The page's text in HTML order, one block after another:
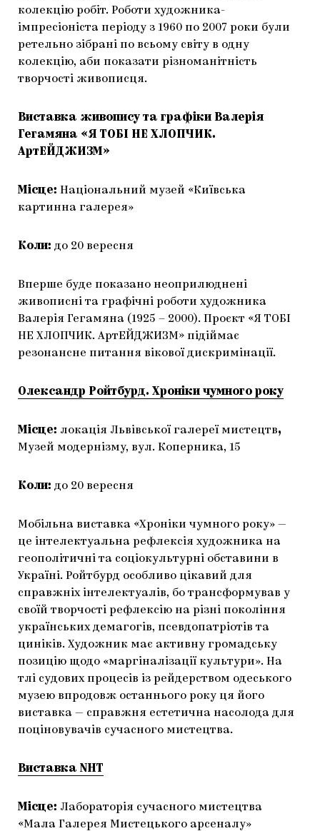
колекцію робіт. Роботи художника-
імпресіоніста періоду з 1960 по 2007 роки були
ретельно зібрані по всьому світу в одну
колекцію, аби показати різноманітність
творчості живописця.
Виставка живопису та графіки Валерія
Гегамяна «Я ТОБІ НЕ ХЛОПЧИК.
АртЕЙДЖИЗМ»
Місце: Національний музей «Київська
картинна галерея»
Коли: до 20 вересня
Вперше буде показано неоприлюднені
живописні та графічні роботи художника
Валерія Гегамяна (1925 – 2000). Проєкт «Я ТОБІ
НЕ ХЛОПЧИК. АртЕЙДЖИЗМ» підіймає
резонансне питання вікової дискримінації.
Олександр Ройтбурд. Хроніки чумного року
Місце: локація Львівської галереї мистецтв,
Музей модернізму, вул. Коперника, 15
Коли: до 20 вересня
Мобільна виставка «Хроніки чумного року» —
це інтелектуальна рефлексія художника на
геополітичні та соціокультурні обставини в
Україні. Ройтбурд особливо цікавий для
справжніх інтелектуалів, бо трансформував у
своїй творчості рефлексію на різні покоління
українських демагогів, псевдопатріотів та
циніків. Художник має активну громадську
позицію щодо «маргіналізації культури». На
тлі судових процесів із рейдерством одеського
музею впродовж останнього року ця його
виставка — справжня естетична насолода для
поціновувачів сучасного мистецтва.
Виставка NHT
Місце: Лабораторія сучасного мистецтва
«Мала Галерея Мистецького арсеналу»